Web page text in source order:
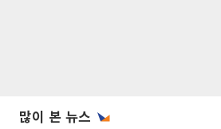
많이 본 뉴스